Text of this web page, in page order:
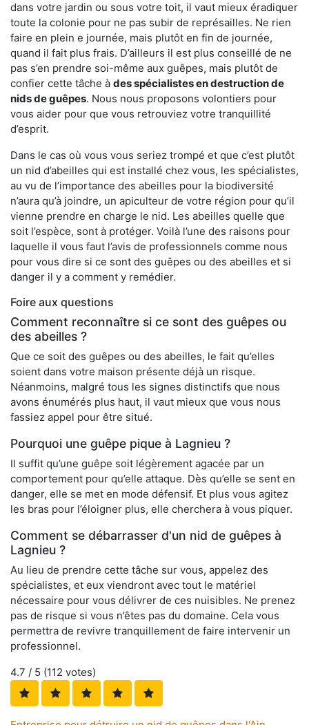
dans votre jardin ou sous votre toit, il vaut mieux éradiquer
toute la colonie pour ne pas subir de représailles. Ne rien
faire en plein e journée, mais plutôt en fin de journée,
quand il fait plus frais. D’ailleurs il est plus conseillé de ne
pas s’en prendre soi-même aux guêpes, mais plutôt de
confier cette tâche à des spécialistes en destruction de
nids de guêpes. Nous nous proposons volontiers pour
vous aider pour que vous retrouviez votre tranquillité
d’esprit.
Dans le cas où vous vous seriez trompé et que c’est plutôt
un nid d’abeilles qui est installé chez vous, les spécialistes,
au vu de l’importance des abeilles pour la biodiversité
n’aura qu’à joindre, un apiculteur de votre région pour qu’il
vienne prendre en charge le nid. Les abeilles quelle que
soit l’espèce, sont à protéger. Voilà l’une des raisons pour
laquelle il vous faut l’avis de professionnels comme nous
pour vous dire si ce sont des guêpes ou des abeilles et si
danger il y a comment y remédier.
Foire aux questions
Comment reconnaître si ce sont des guêpes ou
des abeilles ?
Que ce soit des guêpes ou des abeilles, le fait qu’elles
soient dans votre maison présente déjà un risque.
Néanmoins, malgré tous les signes distinctifs que nous
avons énumérés plus haut, il vaut mieux que vous nous
fassiez appel pour être situé.
Pourquoi une guêpe pique à Lagnieu ?
Il suffit qu’une guêpe soit légèrement agacée par un
comportement pour qu’elle attaque. Dès qu’elle se sent en
danger, elle se met en mode défensif. Et plus vous agitez
les bras pour l’éloigner plus, elle cherchera à vous piquer.
Comment se débarrasser d'un nid de guêpes à
Lagnieu ?
Au lieu de prendre cette tâche sur vous, appelez des
spécialistes, et eux viendront avec tout le matériel
nécessaire pour vous délivrer de ces nuisibles. Ne prenez
pas de risque si vous n’êtes pas du domaine. Cela vous
permettra de revivre tranquillement de faire intervenir un
professionnel.
4.7 / 5 (112 votes)